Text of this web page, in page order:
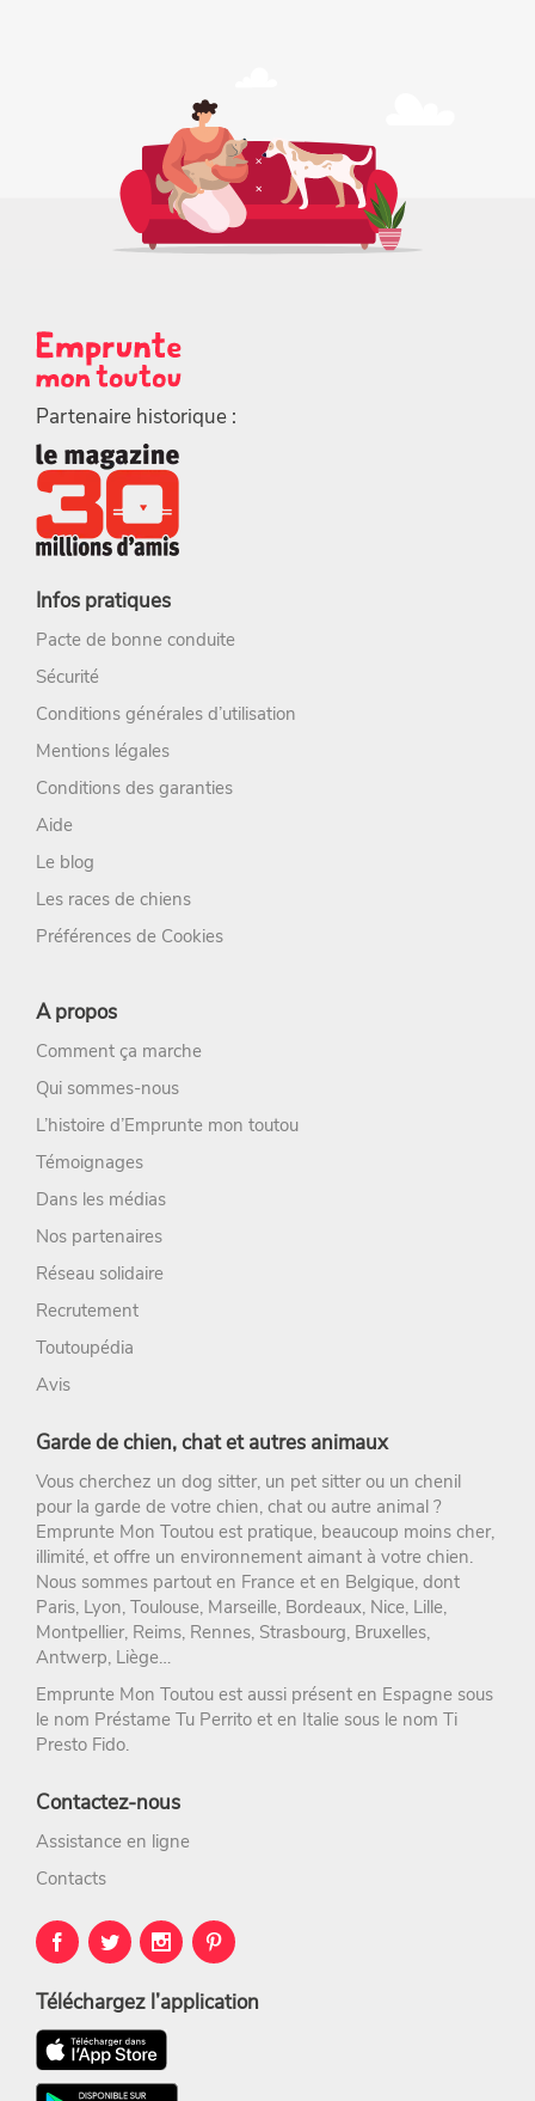
Partenaire historique :
Infos pratiques
Pacte de bonne conduite
Sécurité
Conditions générales d’utilisation
Mentions légales
Conditions des garanties
Aide
Le blog
Les races de chiens
Préférences de Cookies
A propos
Comment ça marche
Qui sommes-nous
L’histoire d’Emprunte mon toutou
Témoignages
Dans les médias
Nos partenaires
Réseau solidaire
Recrutement
Toutoupédia
Avis
Garde de chien, chat et autres animaux
Vous cherchez un dog sitter, un pet sitter ou un chenil
pour la garde de votre chien, chat ou autre animal ?
Emprunte Mon Toutou est pratique, beaucoup moins cher,
illimité, et offre un environnement aimant à votre chien.
Nous sommes partout en France et en Belgique, dont
Paris, Lyon, Toulouse, Marseille, Bordeaux, Nice, Lille,
Montpellier, Reims, Rennes, Strasbourg, Bruxelles,
Antwerp, Liège…
Emprunte Mon Toutou est aussi présent en Espagne sous
le nom Préstame Tu Perrito et en Italie sous le nom Ti
Presto Fido.
Contactez-nous
Assistance en ligne
Contacts
Téléchargez l’application